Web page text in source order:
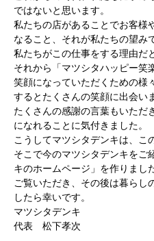
ではないと思います。
私たちの店があることでお客様
なること、それが私たちの望み
私たちがこの仕事をする理由だ
それから「マツシタハッピー笑
笑顔になっていただくための様
するとたくさんの笑顔に出会い
たくさんの感謝の言葉もいただ
になれることに気付きました。
こうしてマツシタデンキは、こ
そこで今のマツシタデンキをご
キのホームページ」を作りまし
ご覧いただき、その後は暮らし
したら幸いです。
マツシタデンキ
代表 松下孝次